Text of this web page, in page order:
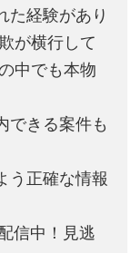
た経験があり
が横行して
中でも本物
できる案件も
う正確な情報
信中！見逃